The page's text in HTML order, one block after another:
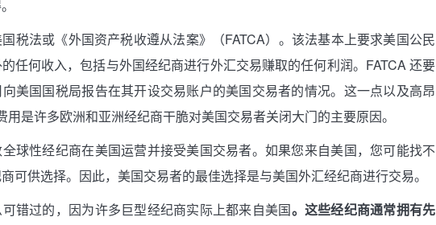
税法或《外国资产税收遵从法案》（FATCA）。该法基本上要求美国公民
任何收入，包括与外国经纪商进行外汇交易赚取的任何利润。FATCA 还要
美国国税局报告在其开设交易账户的美国交易者的情况。这一点以及高昂
用是许多欧洲和亚洲经纪商干脆对美国交易者关闭大门的主要原因。
球性经纪商在美国运营并接受美国交易者。如果您来自美国，您可能找不
可供选择。因此，美国交易者的最佳选择是与美国外汇经纪商进行交易。
错过的，因为许多巨型经纪商实际上都来自美国。这些经纪商通常拥有先